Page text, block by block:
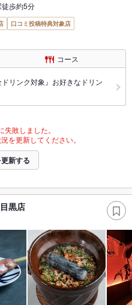
徒歩約5分
口コミ投稿特典対象店
コース
リンク対象』お好きなドリン
敗しました。
を更新してください。
新する
黒店